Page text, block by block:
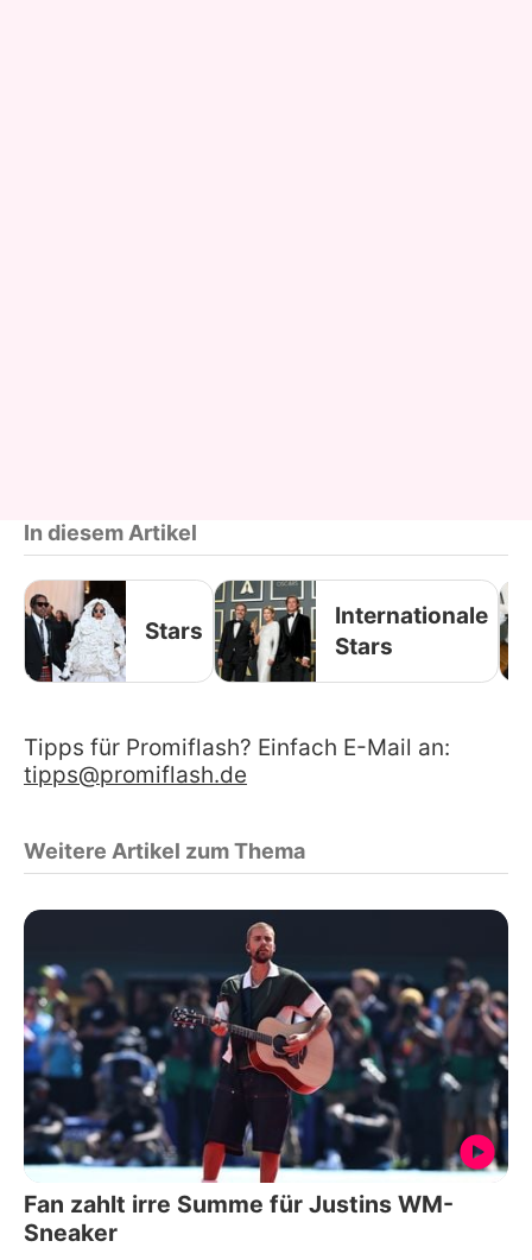
In diesem Artikel
Stars
Internationale
Stars
Tipps für Promiflash? Einfach E-Mail an:
tipps@promiflash.de
Weitere Artikel zum Thema
Fan zahlt irre Summe für Justins WM-
Sneaker